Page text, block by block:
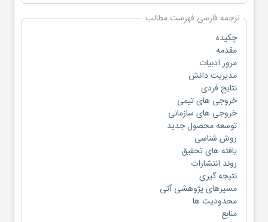
ترجمه فارسی فهرست مطالب
چکیده
مقدمه
مرور ادبیات
مدیریت دانش
نتایج فردی
خروجی های تیمی
خروجی های سازمانی
توسعه محصول جدید
روش شناسی
یافته های تحقیق
روند انتشارات
نتیجه گیری
مسیرهای پژوهشی آتی
محدودیت ها
منابع